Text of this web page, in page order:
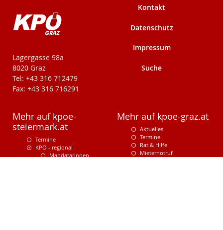
KPÖ-Steiermark
Lagergasse 98a
8020 Graz
Tel: +43 316 712479
Fax: +43 316 716291
Kontakt
Datenschutz
Impressum
Suche
Mehr auf kpoe-
steiermark.at
Termine
KPÖ - regional
Mandatarinnen
Mehr auf kpoe-graz.at
Aktuelles
Termine
Rat & Hilfe
Mieternotruf